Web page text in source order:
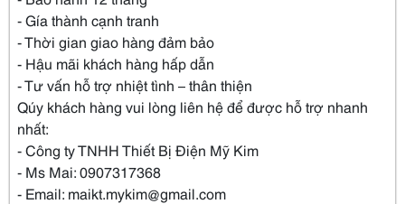
- Gía thành cạnh tranh
- Thời gian giao hàng đảm bảo
- Hậu mãi khách hàng hấp dẫn
- Tư vấn hỗ trợ nhiệt tình – thân thiện
Qúy khách hàng vui lòng liên hệ để được hỗ trợ nhanh
nhất:
- Công ty TNHH Thiết Bị Điện Mỹ Kim
- Ms Mai: 0907317368
- Email: maikt.mykim@gmail.com